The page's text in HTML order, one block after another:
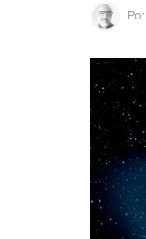
Por